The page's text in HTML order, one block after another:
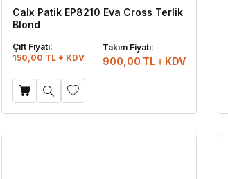
Calx Patik EP8210 Eva Cross Terlik
Blond
Çift Fiyatı:
150,00 TL + KDV
Takım Fiyatı:
900,00 TL KDV